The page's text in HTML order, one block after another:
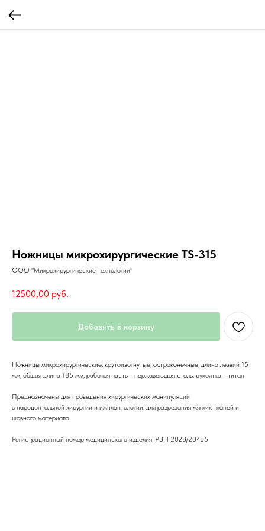
Ножницы микрохирургические TS-315
ООО "Микрохирургические технологии"
12500,00 руб.
Добавить в корзину
Ножницы микрохирургические, крутоизогнутые, остроконечные, длина лезвий 15
мм, общая длина 185 мм, рабочая часть - нержавеющая сталь, рукоятка - титан
Предназначены для проведения хирургических манипуляций
в пародонтальной хирургии и имплантологии: для разрезания мягких тканей и
шовного материала.
Регистрационный номер медицинского изделия: РЗН 2023/20405